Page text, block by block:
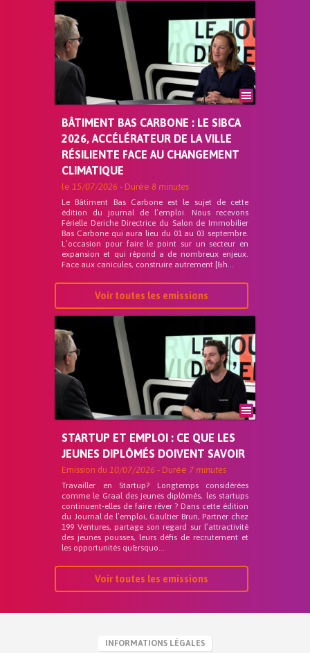
BÂTIMENT BAS CARBONE : LE SIBCA
2026, ACCÉLÉRATEUR DE LA VILLE
RÉSILIENTE FACE AU CHANGEMENT
CLIMATIQUE
le 15/07/2026 - Durée 8 minutes
Le Bâtiment Bas Carbone est le sujet de cette
édition du journal de l’emploi. Nous recevons
Férielle Deriche Directrice du Salon de Immobilier
Bas Carbone qui aura lieu du 01 au 03 septembre.
L’occasion pour faire le point sur un secteur en
expansion et qui répond a de nombreux enjeux.
Face aux canicules, construire autrement [&h...
Voir toutes les emissions
STARTUP ET EMPLOI : CE QUE LES
JEUNES DIPLÔMÉS DOIVENT SAVOIR
Emission du 10/07/2026 - Durée 7 minutes
Travailler en Startup? Longtemps considérées
comme le Graal des jeunes diplômés, les startups
continuent-elles de faire rêver ? Dans cette édition
du Journal de l’emploi, Gaultier Brun, Partner chez
199 Ventures, partage son regard sur l’attractivité
des jeunes pousses, leurs défis de recrutement et
les opportunités qu&rsquo...
Voir toutes les emissions
INFORMATIONS LÉGALES